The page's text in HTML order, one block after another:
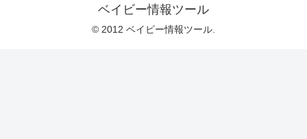
ベイビー情報ツール
© 2012 ベイビー情報ツール.